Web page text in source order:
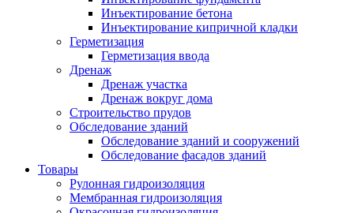
Инъектирование бетона
Инъектирование кипричной кладки
Герметизация
Герметизация ввода
Дренаж
Дренаж участка
Дренаж вокруг дома
Строительство прудов
Обследование зданий
Обследование зданий и сооружений
Обследование фасадов зданий
Товары
Рулонная гидроизоляция
Мембранная гидроизоляция